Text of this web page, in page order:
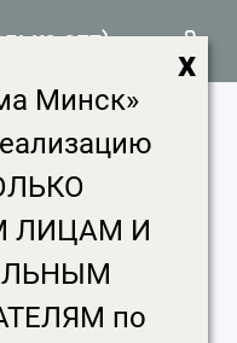
опт)
продажа,
тюнинг,
x
Минск»
ЛИЦАМ И
по